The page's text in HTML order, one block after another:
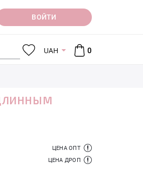
ВОЙТИ
UAH 0
ЦЕНА ОПТ
ЦЕНА ДРОП